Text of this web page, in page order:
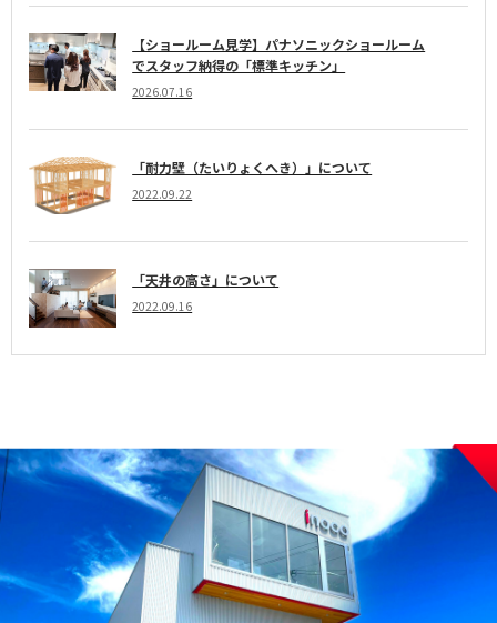
【ショールーム見学】パナソニックショールーム
でスタッフ納得の「標準キッチン」
2026.07.16
「耐力壁（たいりょくへき）」について
2022.09.22
「天井の高さ」について
2022.09.16